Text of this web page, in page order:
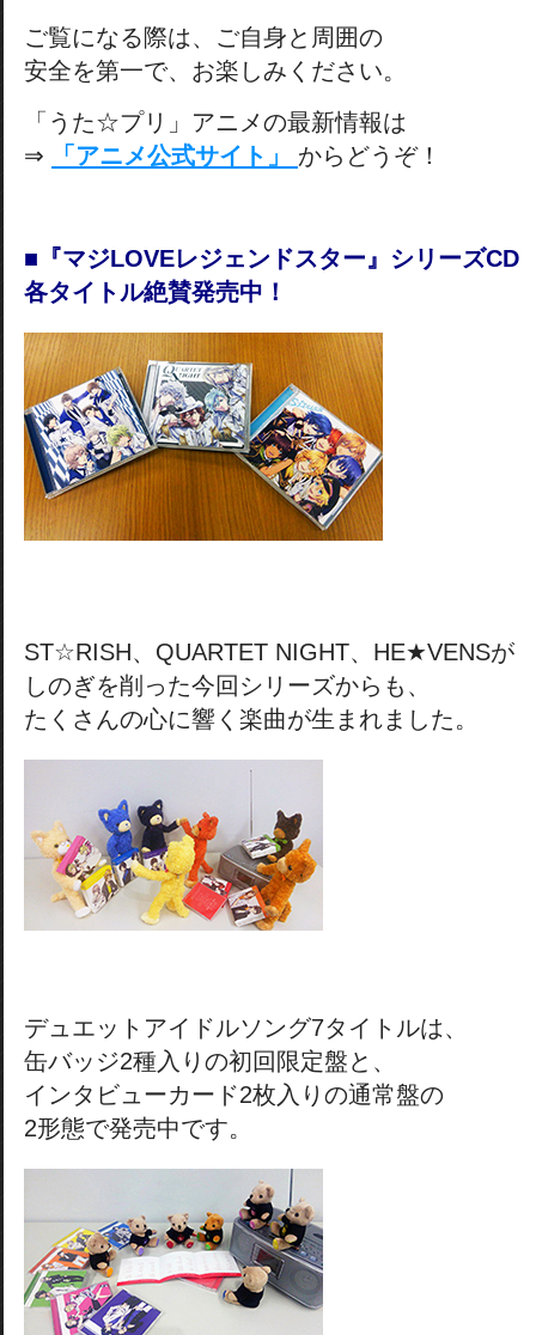
ご覧になる際は、ご自身と周囲の
安全を第一で、お楽しみください。
「うた☆プリ」アニメの最新情報は
⇒
「アニメ公式サイト」 からどうぞ！
■『マジLOVEレジェンドスター』シリーズCD
各タイトル絶賛発売中！
ST☆RISH、QUARTET NIGHT、HE★VENSが
しのぎを削った今回シリーズからも、
たくさんの心に響く楽曲が生まれました。
デュエットアイドルソング7タイトルは、
缶バッジ2種入りの初回限定盤と、
インタビューカード2枚入りの通常盤の
2形態で発売中です。